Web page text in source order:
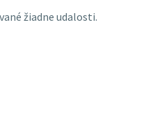
žiadne udalosti.